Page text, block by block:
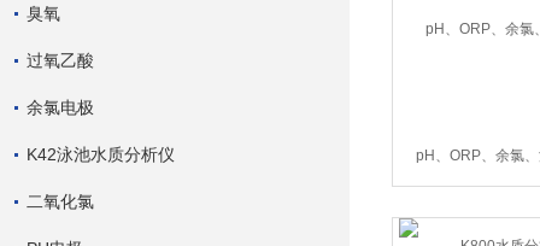
臭氧
过氧乙酸
余氯电极
K42泳池水质分析仪
二氧化氯
pH、ORP、余氯
K800水质